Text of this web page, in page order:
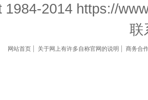
1984-2014 https://
联
网站首页 关于网上有许多自称官网的说明 商务合